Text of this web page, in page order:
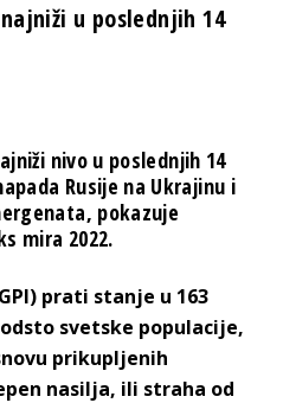
u poslednjih 14
nivo u poslednjih 14
Rusije na Ukrajinu i
pokazuje
mira 2022.
prati stanje u 163
svetske populacije,
prikupljenih
nasilja, ili straha od